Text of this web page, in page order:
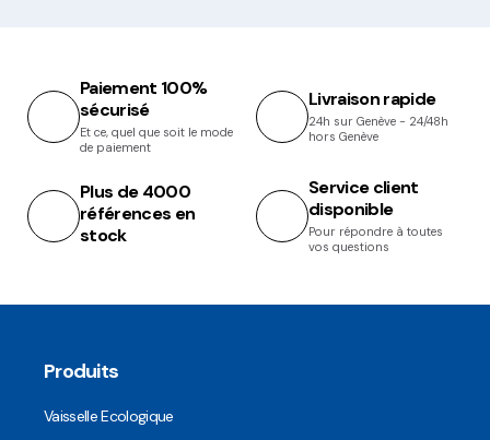
Paiement 100%
sécurisé
Et ce, quel que soit le mode
de paiement
Livraison rapide
24h sur Genève - 24/48h
hors Genève
Plus de 4000
références en
stock
Service client
disponible
Pour répondre à toutes
vos questions
Produits
Vaisselle Ecologique